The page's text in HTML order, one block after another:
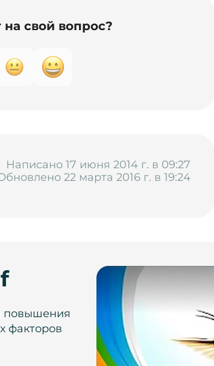
свой вопрос?
Написано 17 июня 2014 г. в 09:27
22 марта 2016 г. в 19:24
повышения
факторов